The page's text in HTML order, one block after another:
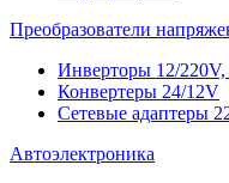
Преобразователи
Инверторы 12/
Конвертеры 24/12V
Сетевые адаптеры
Автоэлектроника